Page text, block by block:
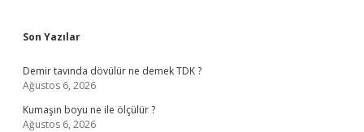
Sidebar
Son Yazılar
Demir tavında dövülür ne demek TDK ?
Ağustos 6, 2026
Kumaşın boyu ne ile ölçülür ?
Ağustos 6, 2026